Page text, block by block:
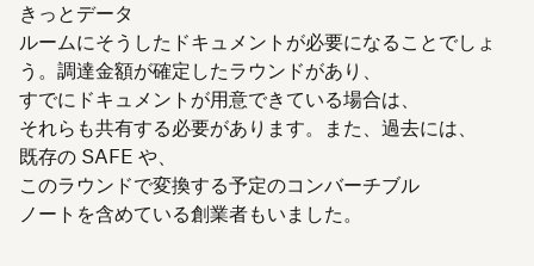
きっとデータ
ルームにそうしたドキュメントが必要になることでしょ
う。調達金額が確定したラウンドがあり、
すでにドキュメントが用意できている場合は、
それらも共有する必要があります。また、過去には、
既存の SAFE や、
このラウンドで変換する予定のコンバーチブル
ノートを含めている創業者もいました。